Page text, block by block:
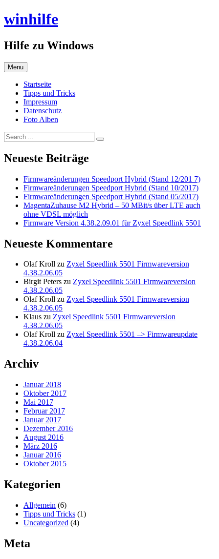
Skip
to
winhilfe
Hilfe zu Windows
Menu
Startseite
Tipps und Tricks
Impressum
Datenschutz
Foto Alben
Search
for:
Search
Neueste Beiträge
Firmwareänderungen Speedport Hybrid (Stand 12/201 7)
Firmwareänderungen Speedport Hybrid (Stand 10/2017)
Firmwareänderungen Speedport Hybrid (Stand 05/2017)
MagentaZuhause M2 Hybrid – 50 MBit/s über LTE auch
ohne VDSL möglich
Firmware Version 4.38.2.09.01 für Zyxel Speedlink 5501
Neueste Kommentare
Olaf Kroll zu Zyxel Speedlink 5501 Firmwareversion
4.38.2.06.05
Birgit Peters zu Zyxel Speedlink 5501 Firmwareversion
4.38.2.06.05
Olaf Kroll zu Zyxel Speedlink 5501 Firmwareversion
4.38.2.06.05
Klaus zu Zyxel Speedlink 5501 Firmwareversion
4.38.2.06.05
Olaf Kroll zu Zyxel Speedlink 5501 –> Firmwareupdate
4.38.2.06.04
Archiv
Januar 2018
Oktober 2017
Mai 2017
Februar 2017
Januar 2017
Dezember 2016
August 2016
März 2016
Januar 2016
Oktober 2015
Kategorien
Allgemein (6)
Tipps und Tricks (1)
Uncategorized (4)
Meta